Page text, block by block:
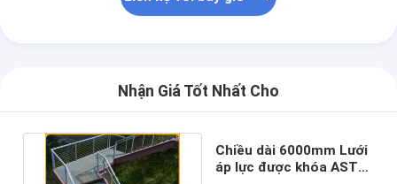
Nhận Giá Tốt Nhất Cho
Chiều dài 6000mm Lưới
áp lực được khóa ASTM